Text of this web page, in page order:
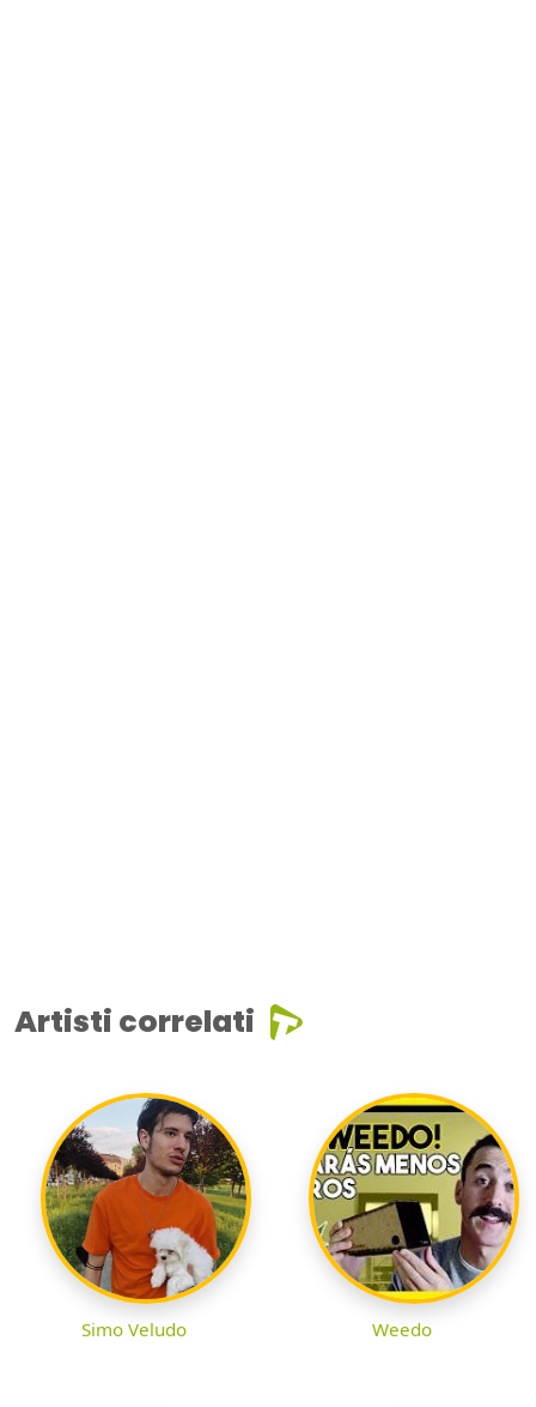
Artisti correlati
Simo Veludo Weedo